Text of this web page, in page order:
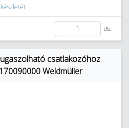
db.
csatlakozóhoz
Weidmüller